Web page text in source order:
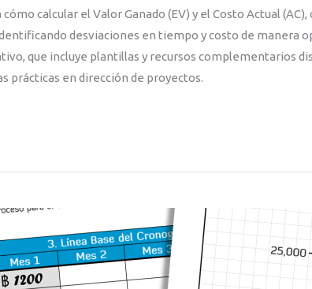
calcular el Valor Ganado (EV) y el Costo Actual
desviaciones en tiempo y costo de manera
que incluye plantillas y recursos complementarios
prácticas en dirección de proyectos.